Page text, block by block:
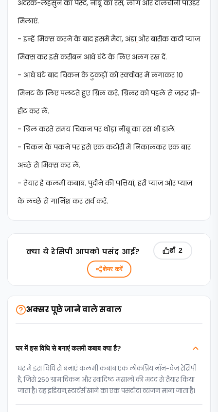
अदरक-लहसुन का पेस्ट, नींबू का रस, लौंग और दालचीनी पाउडर
मिलाएं.
- इन्हें मिक्स करने के बाद इसमें मैदा, अंडा और बारीक कटी प्याज
मिक्स कर इसे करीबन आधे घंटे के लिए अलग रख दें.
- आधे घंटे बाद चिकन के टुकड़ों को स्क्वीवर में लगाकर 10
मिनट के लिए पलटते हुए ग्रिल करें. ग्रिलर को पहले से जरूर प्री-
हीट कर लें.
- ग्रिल करते समय चिकन पर थोड़ा नींबू का रस भी डालें.
- चिकन के पकने पर इसे एक कटोरी में निकालकर एक बार
अच्छे से मिक्स कर लें.
- तैयार है कलमी कबाब. पुदीने की पत्तियां, हरी प्याज और प्याज
के लच्छे से गार्निश कर सर्व करें.
क्‍या ये रेसिपी आपको पसंद आई? हाँ 2
शेयर करें
अक्सर पूछे जाने वाले सवाल
घर में इस विधि से बनाएं कलमी कबाब क्या है?
घर में इस विधि से बनाएं कलमी कबाब एक लोकप्रिय नॉन-वेज रेसिपी
है, जिसे 250 ग्राम चिकन और स्वादिष्ट मसालों की मदद से तैयार किया
जाता है। यह इंडियन,स्‍टार्टर्स खाने का एक पसंदीदा व्यंजन माना जाता है।